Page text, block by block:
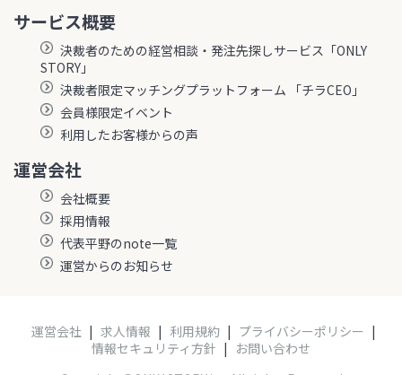
サービス概要
決裁者のための経営相談・発注先探しサービス「ONLY
STORY」
決裁者限定マッチングプラットフォーム 「チラCEO」
会員様限定イベント
利用したお客様からの声
運営会社
会社概要
採用情報
代表平野のnote一覧
運営からのお知らせ
運営会社 | 求人情報 | 利用規約 | プライバシーポリシー |
情報セキュリティ方針 | お問い合わせ